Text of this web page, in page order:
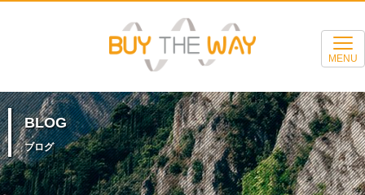
MENU
BLOG
ブログ